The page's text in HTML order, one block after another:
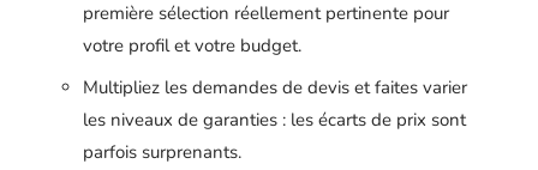
première sélection réellement pertinente pour
votre profil et votre budget.
Multipliez les demandes de devis et faites varier
les niveaux de garanties : les écarts de prix sont
parfois surprenants.